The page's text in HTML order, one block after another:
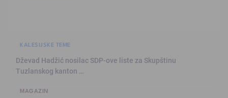
KALESIJSKE TEME
Dževad Hadžić nosilac SDP-ove liste za Skupštinu
Tuzlanskog kanton …
MAGAZIN